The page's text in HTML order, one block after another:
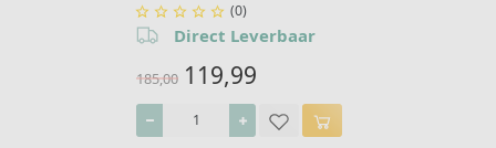
     (0)
Direct Leverbaar
185,00 119,99